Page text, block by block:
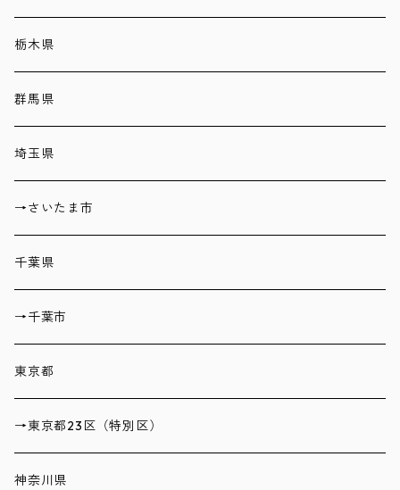
栃木県
群馬県
埼玉県
→さいたま市
千葉県
→千葉市
東京都
→東京都23区（特別区）
神奈川県